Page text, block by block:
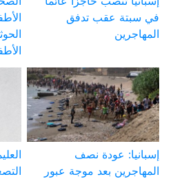
في سبتة عقب تدفق
المهاجرين
إسبانيا: عودة نصف
المهاجرين بعد موجة عبور